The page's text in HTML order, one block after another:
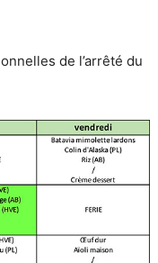
de l’arrêté du